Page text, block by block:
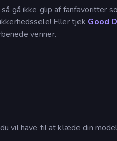
så gå ikke glip af fanfavoritter
Eller tjek Good
venner.
vil have til at klæde din